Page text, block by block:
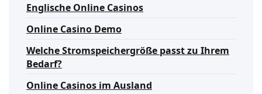
Englische Online Casinos
Online Casino Demo
Welche Stromspeichergröße passt zu Ihrem
Bedarf?
Online Casinos im Ausland